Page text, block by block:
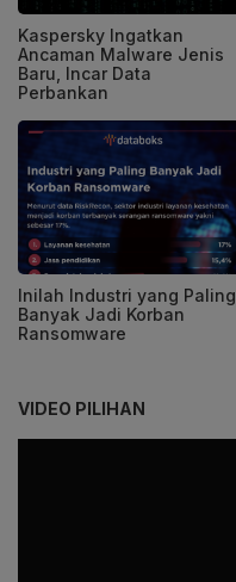
Kaspersky Ingatkan
Ancaman Malware Jenis
Baru, Incar Data
Perbankan
Inilah Industri yang Paling
Banyak Jadi Korban
Ransomware
VIDEO PILIHAN